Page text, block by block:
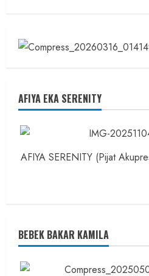
AFIYA EKA SERENITY
AFIYA SERENITY (Pijat
BEBEK BAKAR KAMILA